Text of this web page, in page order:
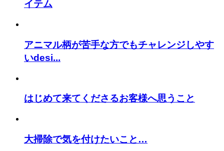
イテム
アニマル柄が苦手な方でもチャレンジしやす
いdesi...
はじめて来てくださるお客様へ思うこと
大掃除で気を付けたいこと…